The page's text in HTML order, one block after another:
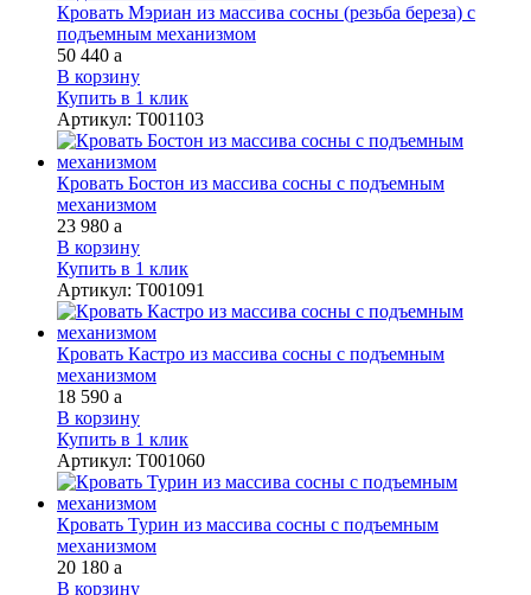
Кровать Мэриан из массива сосны (резьба береза) с
подъемным механизмом
50 440 a
В корзину
Купить в 1 клик
Артикул: Т001103
Кровать Бостон из массива сосны с подъемным
механизмом
23 980 a
В корзину
Купить в 1 клик
Артикул: Т001091
Кровать Кастро из массива сосны с подъемным
механизмом
18 590 a
В корзину
Купить в 1 клик
Артикул: Т001060
Кровать Турин из массива сосны с подъемным
механизмом
20 180 a
В корзину